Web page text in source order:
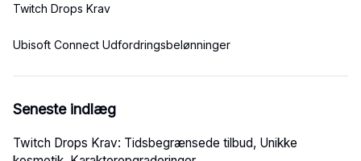
Twitch Drops Krav
Ubisoft Connect Udfordringsbelønninger
Seneste indlæg
Twitch Drops Krav: Tidsbegrænsede tilbud, Unikke